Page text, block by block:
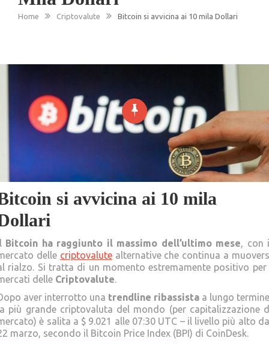
Home Criptovalute Bitcoin si avvicina ai 10 mila Dollari
si avvicina ai 10 mila
Bitcoin ha raggiunto il massimo dell’ultimo mese, con
delle criptovalutealternative che continua a
rialzo. Si tratta di un momento estremamente positivo per
delle Criptovalute.
aver interrotto una trendline ribassista a lungo
più grande criptovaluta del mondo (per capitalizzazione
è salita a $ 9.021 alle 07:30 UTC – il livello più alto
marzo, secondo il Bitcoin Price Index (BPI) di CoinDesk.